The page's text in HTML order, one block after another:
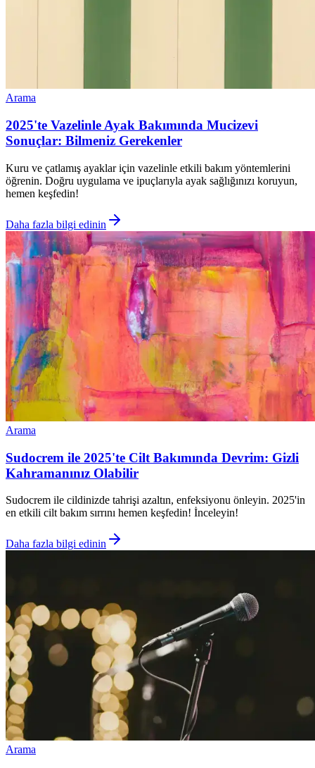
Arama
2025'te Vazelinle Ayak Bakımında Mucizevi
Sonuçlar: Bilmeniz Gerekenler
Kuru ve çatlamış ayaklar için vazelinle etkili bakım yöntemlerini
öğrenin. Doğru uygulama ve ipuçlarıyla ayak sağlığınızı koruyun,
hemen keşfedin!
Daha fazla bilgi edinin
Arama
Sudocrem ile 2025'te Cilt Bakımında Devrim: Gizli
Kahramanınız Olabilir
Sudocrem ile cildinizde tahrişi azaltın, enfeksiyonu önleyin. 2025'in
en etkili cilt bakım sırrını hemen keşfedin! İnceleyin!
Daha fazla bilgi edinin
Arama